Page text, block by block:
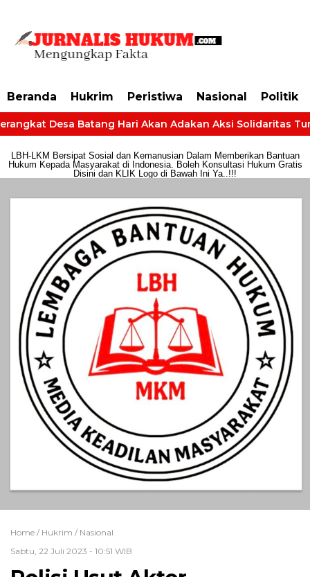
Beranda Hukrim Peristiwa Nasional Politik
Desa Batang Hari Akan Adakan Aksi Solidaritas
LBH-LKM Bersipat Sosial dan Kemanusian Dalam Memberikan Bantuan
Hukum Kepada Masyarakat di Indonesia. Boleh Konsultasi Hukum Gratis
Disini dan KLIK Logo di Bawah Ini Ya..!!!
Home / Hukrim / Nasional
Sabtu, 22 Juli 2023 - 10:51 WIB